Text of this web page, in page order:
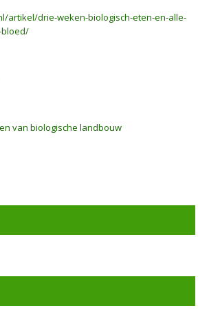
artikel/drie-weken-biologisch-eten-en-alle-
bloed/
van biologische landbouw